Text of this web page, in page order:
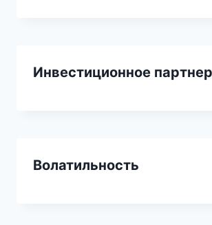
Инвестиционное
Волатильность